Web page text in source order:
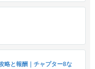
略と報酬｜チャプター8な